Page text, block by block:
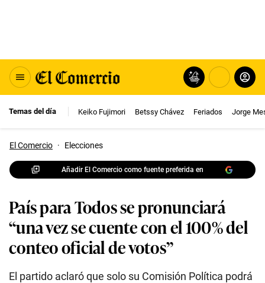
Temas del día Keiko Fujimori Betssy Chávez Feriados Jorge
El Comercio · Elecciones
Añadir El Comercio como fuente preferida en
País para Todos se pronunciará
“una vez se cuente con el 100% del
conteo oficial de votos”
El partido aclaró que solo su Comisión Política podrá